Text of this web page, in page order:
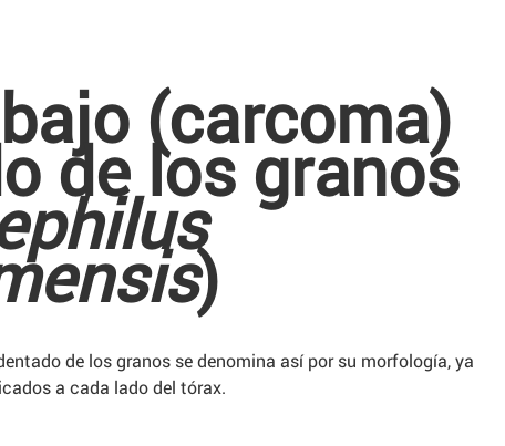
(carcoma)
de los granos
)
de los granos se denomina así por su morfología, ya
a cada lado del tórax.